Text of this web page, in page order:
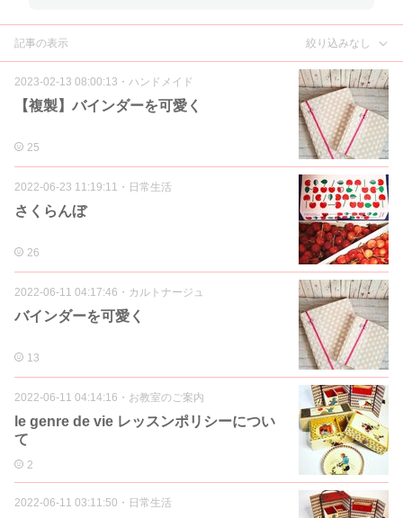
記事の表示 絞り込みなし
2023-02-13 08:00:13 ・ ハンドメイド
【複製】バインダーを可愛く
25
2022-06-23 11:19:11 ・ 日常生活
さくらんぼ
26
2022-06-11 04:17:46 ・ カルトナージュ
バインダーを可愛く
13
2022-06-11 04:14:16 ・ お教室のご案内
le genre de vie レッスンポリシーについ
て
2
2022-06-11 03:11:50 ・ 日常生活